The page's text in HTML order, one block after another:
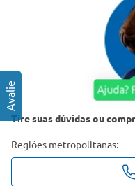
Tire suas dúvidas ou
Regiões metropolitanas: